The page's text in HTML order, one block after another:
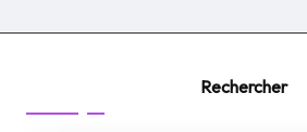
Rechercher